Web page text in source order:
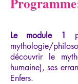
Le module 1
mythologie/
découvrir le
humaine), ses
Enfers.